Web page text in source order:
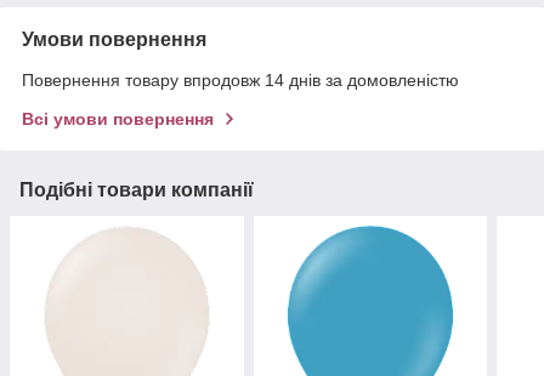
Умови повернення
Повернення товару впродовж 14 днів за домовленістю
Всі умови повернення
Подібні товари компанії